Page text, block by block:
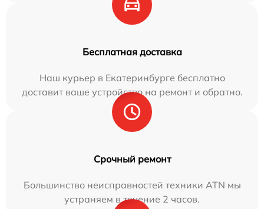
Бесплатная доставка
Наш курьер в Екатеринбурге бесплатно
доставит ваше устройство на ремонт и обратно.
Срочный ремонт
Большинство неисправностей техники ATN мы
устраняем в течение 2 часов.